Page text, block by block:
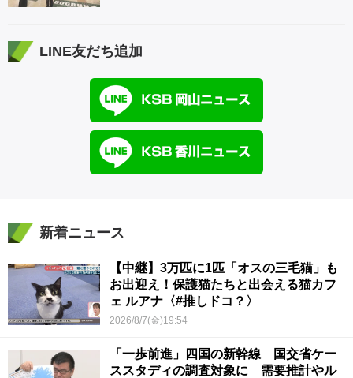
LINE友だち追加
新着ニュース
【中継】3万匹に1匹「オスの三毛猫」も
お出迎え！保護猫たちと出会える猫カフ
ェ ルアナ〈#推しドコ？〉
2026/8/7(金)19:54
「一歩前進」四国の新幹線 国交省ケー
ススタディの調査対象に 需要推計やル